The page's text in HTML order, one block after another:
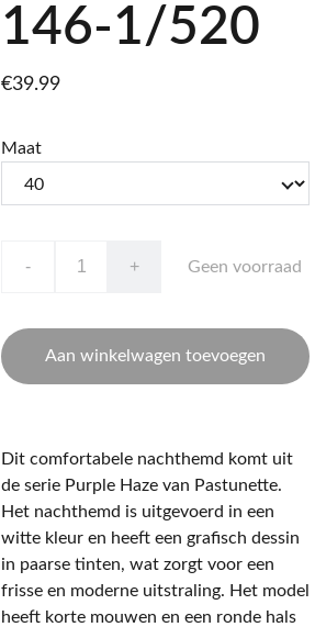
146-1/520
€39.99
Maat
- + Geen voorraad
Aan winkelwagen toevoegen
Dit comfortabele nachthemd komt uit
de serie Purple Haze van Pastunette.
Het nachthemd is uitgevoerd in een
witte kleur en heeft een grafisch dessin
in paarse tinten, wat zorgt voor een
frisse en moderne uitstraling. Het model
heeft korte mouwen en een ronde hals